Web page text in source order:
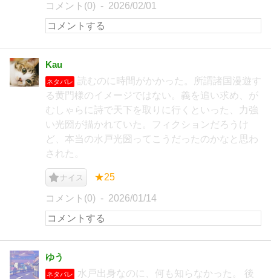
コメント(0) 2026/02/01
Kau
ネタバレ
読むのに時間がかかった。所謂諸国漫遊す
る黄門様のイメージではない。義を追い求め、が
むしゃらに詩で天下を取りに行くといった、力強
い光圀が描かれていた。フィクションだろうけ
ど、本当の水戸光圀ってこうだったのかなと思わ
された。
ナイス ★25
コメント(0) 2026/01/14
ゆう
ネタバレ
水戸出身なのに、何も知らなかった。 後